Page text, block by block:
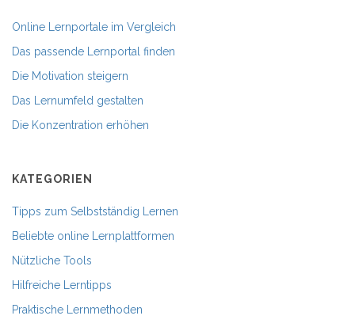
Online Lernportale im Vergleich
Das passende Lernportal finden
Die Motivation steigern
Das Lernumfeld gestalten
Die Konzentration erhöhen
KATEGORIEN
Tipps zum Selbstständig Lernen
Beliebte online Lernplattformen
Nützliche Tools
Hilfreiche Lerntipps
Praktische Lernmethoden